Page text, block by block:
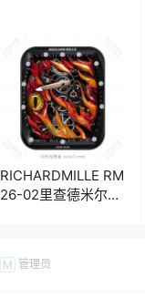
机械表盘.clock
17196
RICHARDMILLE RM
26-02里查德米尔邪
M 管理员